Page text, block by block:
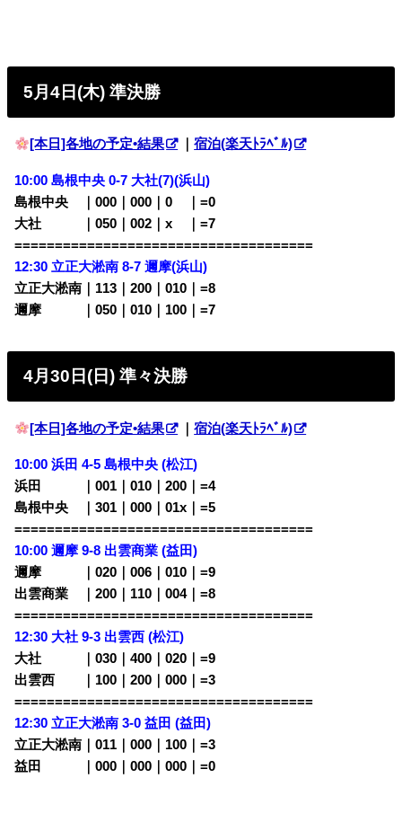
5月4日(木) 準決勝
[本日]各地の予定•結果 ｜宿泊(楽天ﾄﾗﾍﾞﾙ)
10:00 島根中央 0-7 大社(7)(浜山)
島根中央 ｜000｜000｜0
｜=0
大社 ｜050｜002｜x
｜=7
=====================================
12:30 立正大淞南 8-7 邇摩(浜山)
立正大淞南｜113｜200｜010｜=8
邇摩 ｜050｜010｜100｜=7
4月30日(日) 準々決勝
[本日]各地の予定•結果 ｜宿泊(楽天ﾄﾗﾍﾞﾙ)
10:00 浜田 4-5 島根中央 (松江)
浜田 ｜001｜010｜200｜=4
島根中央 ｜301｜000｜01x｜=5
=====================================
10:00 邇摩 9-8 出雲商業 (益田)
邇摩 ｜020｜006｜010｜=9
出雲商業 ｜200｜110｜004｜=8
=====================================
12:30 大社 9-3 出雲西 (松江)
大社 ｜030｜400｜020｜=9
出雲西 ｜100｜200｜000｜=3
=====================================
12:30 立正大淞南 3-0 益田 (益田)
立正大淞南｜011｜000｜100｜=3
益田 ｜000｜000｜000｜=0